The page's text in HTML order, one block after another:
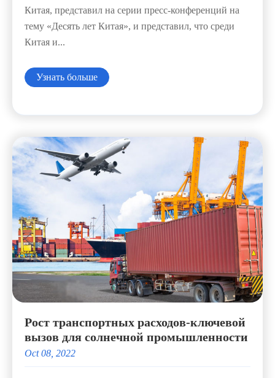
Китая, представил на серии пресс-конференций на
тему «Десять лет Китая», и представил, что среди
Китая и...
Узнать больше
Рост транспортных расходов-ключевой
вызов для солнечной промышленности
Oct 08, 2022